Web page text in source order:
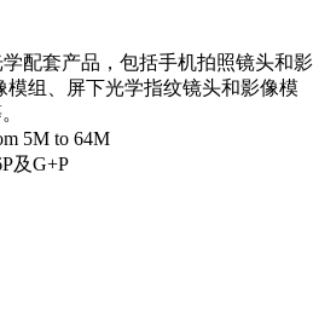
配套产品，包括手机拍照镜头和影
组、屏下光学指纹镜头和影像模
5M to 64M
及G+P